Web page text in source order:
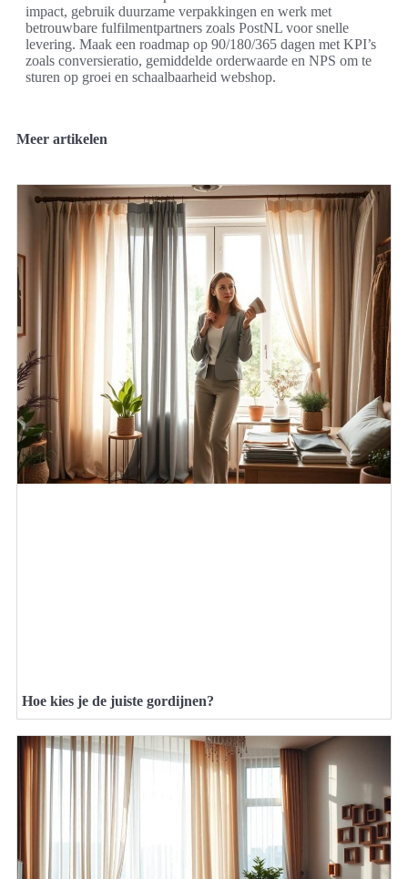
impact, gebruik duurzame verpakkingen en werk met
betrouwbare fulfilmentpartners zoals PostNL voor snelle
levering. Maak een roadmap op 90/180/365 dagen met KPI’s
zoals conversieratio, gemiddelde orderwaarde en NPS om te
sturen op groei en schaalbaarheid webshop.
Meer artikelen
Hoe kies je de juiste gordijnen?